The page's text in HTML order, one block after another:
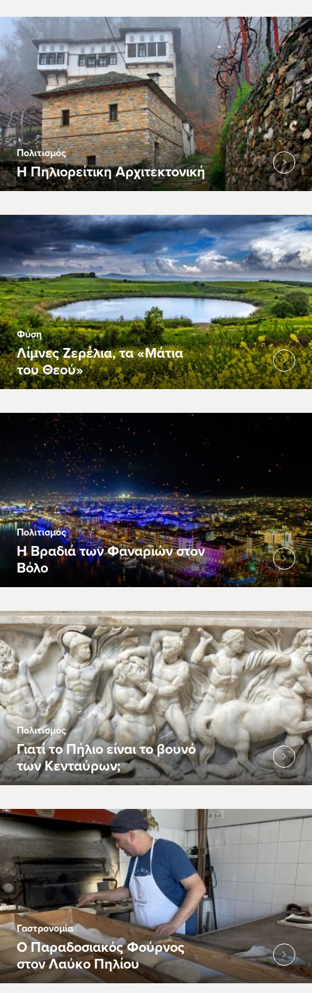
Πολιτισμός
Η Πηλιορείτικη Αρχιτεκτονική
Φύση
Λίμνες Ζερέλια, τα «Μάτια
του Θεού»
Πολιτισμός
Η Βραδιά των Φαναριών στον
Βόλο
Πολιτισμός
Γιατί το Πήλιο είναι το βουνό
των Κενταύρων;
Γαστρονομία
Ο Παραδοσιακός Φούρνος
στον Λαύκο Πηλίου